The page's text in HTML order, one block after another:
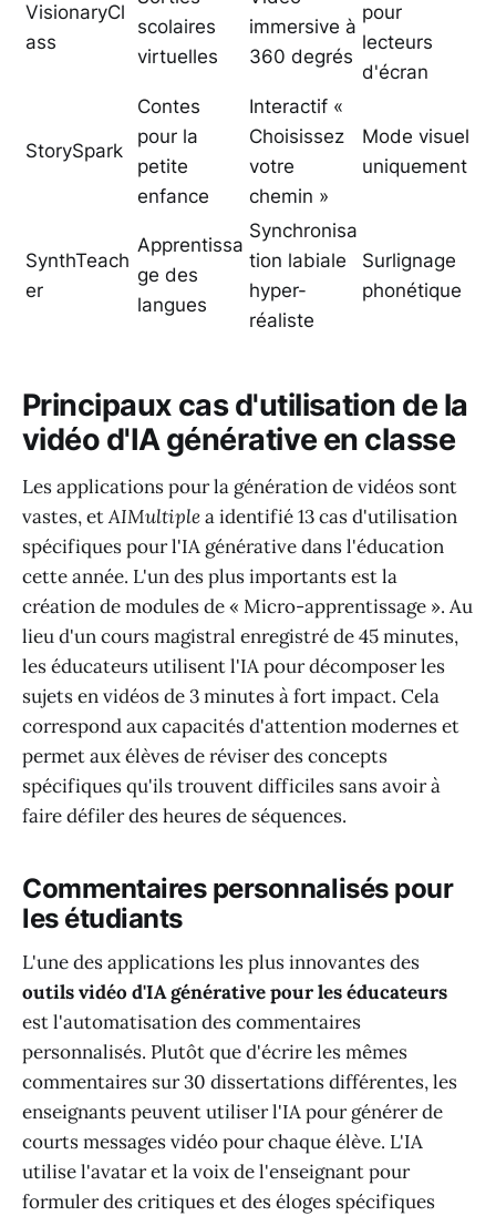
VisionaryCl
ass
scolaires
virtuelles
immersive à
360 degrés
pour
lecteurs
d'écran
StorySpark
Contes
pour la
petite
enfance
Interactif «
Choisissez
votre
chemin »
Mode visuel
uniquement
SynthTeach
er
Apprentissa
ge des
langues
Synchronisa
tion labiale
hyper-
réaliste
Surlignage
phonétique
Principaux cas d'utilisation de la
vidéo d'IA générative en classe
Les applications pour la génération de vidéos sont
vastes, etAIMultiplea identifié 13 cas d'utilisation
spécifiques pour l'IA générative dans l'éducation
cette année. L'un des plus importants est la
création de modules de « Micro-apprentissage ». Au
lieu d'un cours magistral enregistré de 45 minutes,
les éducateurs utilisent l'IA pour décomposer les
sujets en vidéos de 3 minutes à fort impact. Cela
correspond aux capacités d'attention modernes et
permet aux élèves de réviser des concepts
spécifiques qu'ils trouvent difficiles sans avoir à
faire défiler des heures de séquences.
Commentaires personnalisés pour
les étudiants
L'une des applications les plus innovantes des
outils vidéo d'IA générative pour les éducateurs
est l'automatisation des commentaires
personnalisés. Plutôt que d'écrire les mêmes
commentaires sur 30 dissertations différentes, les
enseignants peuvent utiliser l'IA pour générer de
courts messages vidéo pour chaque élève. L'IA
utilise l'avatar et la voix de l'enseignant pour
formuler des critiques et des éloges spécifiques